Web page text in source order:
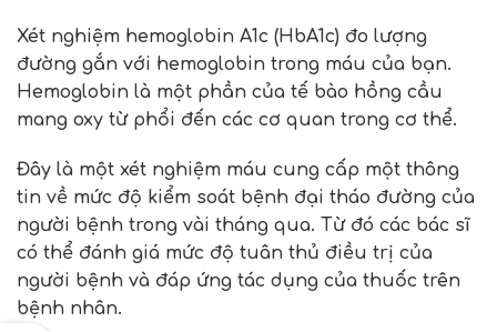
Xét nghiệm hemoglobin A1c (HbA1c) đo lượng
đường gắn với hemoglobin trong máu của bạn.
Hemoglobin là một phần của tế bào hồng cầu
mang oxy từ phổi đến các cơ quan trong cơ thể.
Đây là một xét nghiệm máu cung cấp một thông
tin về mức độ kiểm soát bệnh đại tháo đường của
người bệnh trong vài tháng qua. Từ đó các bác sĩ
có thể đánh giá mức độ tuân thủ điều trị của
người bệnh và đáp ứng tác dụng của thuốc trên
bệnh nhân.